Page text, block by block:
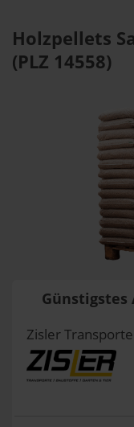
Holzpellets
(PLZ 14558)
Günstigstes
Zisler